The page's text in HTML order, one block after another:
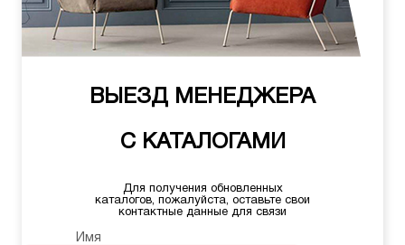
ВЫЕЗД МЕНЕДЖЕРА
С КАТАЛОГАМИ
Для получения обновленных
каталогов, пожалуйста, оставьте свои
контактные данные для связи
Имя